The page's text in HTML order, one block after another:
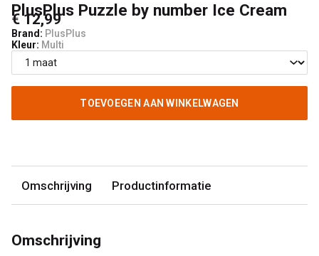
PlusPlus Puzzle by number Ice Cream
€ 12,99
Brand: PlusPlus
Kleur: Multi
TOEVOEGEN AAN WINKELWAGEN
Omschrijving Productinformatie
Omschrijving